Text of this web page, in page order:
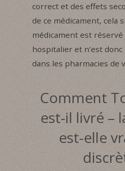
correct et des effets
de ce médicament, cela
médicament est réservé
hospitalier et n’est
dans les pharmacies de
Comment
est-il livré –
est-elle